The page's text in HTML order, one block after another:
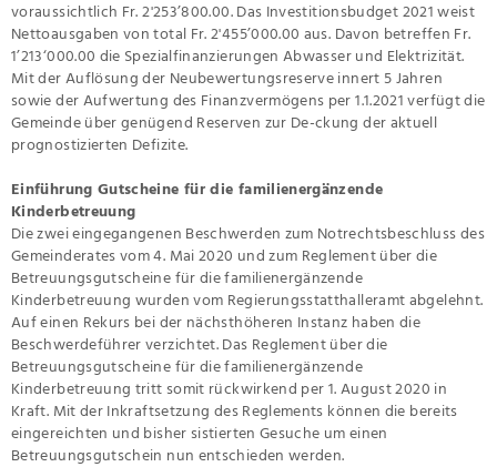
voraussichtlich Fr. 2'253’800.00. Das Investitionsbudget 2021 weist
Nettoausgaben von total Fr. 2'455’000.00 aus. Davon betreffen Fr.
1’213‘000.00 die Spezialfinanzierungen Abwasser und Elektrizität.
Mit der Auflösung der Neubewertungsreserve innert 5 Jahren
sowie der Aufwertung des Finanzvermögens per 1.1.2021 verfügt die
Gemeinde über genügend Reserven zur De-ckung der aktuell
prognostizierten Defizite.
Einführung Gutscheine für die familienergänzende
Kinderbetreuung
Die zwei eingegangenen Beschwerden zum Notrechtsbeschluss des
Gemeinderates vom 4. Mai 2020 und zum Reglement über die
Betreuungsgutscheine für die familienergänzende
Kinderbetreuung wurden vom Regierungsstatthalleramt abgelehnt.
Auf einen Rekurs bei der nächsthöheren Instanz haben die
Beschwerdeführer verzichtet. Das Reglement über die
Betreuungsgutscheine für die familienergänzende
Kinderbetreuung tritt somit rückwirkend per 1. August 2020 in
Kraft. Mit der Inkraftsetzung des Reglements können die bereits
eingereichten und bisher sistierten Gesuche um einen
Betreuungsgutschein nun entschieden werden.